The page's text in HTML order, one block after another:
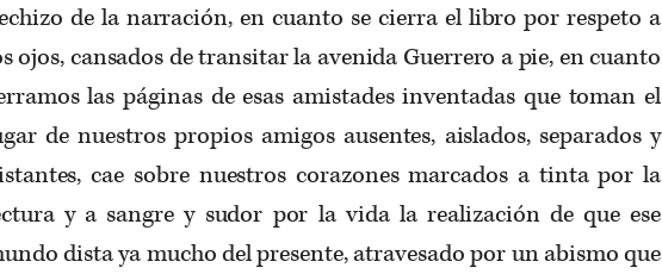
de la narración, en cuanto se cierra el libro por respeto a
ojos, cansados de transitar la avenida Guerrero a pie, en cuanto
las páginas de esas amistades inventadas que toman el
de nuestros propios amigos ausentes, aislados, separados y
cae sobre nuestros corazones marcados a tinta por la
y a sangre y sudor por la vida la realización de que ese
dista ya mucho del presente, atravesado por un abismo que